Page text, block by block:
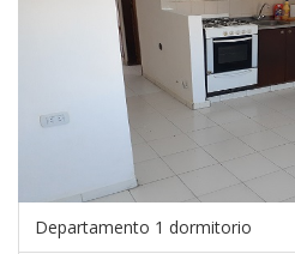
Departamento 1 dormitorio